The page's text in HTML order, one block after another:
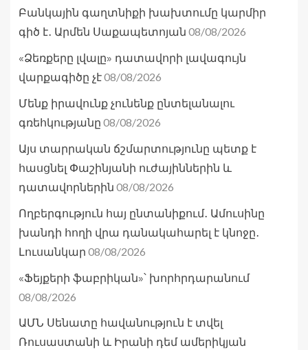
Բանկային գաղտնիքի խախտումը կարմիր
գիծ է․ Արմեն Սաքապետոյան 08/08/2026
«Ձեռքերը լվալը» դատավորի լավագույն
վարքագիծը չէ08/08/2026
Մենք իրավունք չունենք ընտելանալու
գռեհկությանը 08/08/2026
Այս տարրական ճշմարտությունը պետք է
հասցնել Փաշինյանի ուժայիններին և
դատավորներին 08/08/2026
Ողբերգություն հայ ընտանիքում․ Ամուսինը
խանդի հողի վրա դանակահարել է կնոջը․
Լուսանկար 08/08/2026
«Ֆեյքերի ֆաբրիկան»՝ խորհրդարանում
08/08/2026
ԱՄՆ Սենատը հավանություն է տվել
Ռուսաստանի և Իրանի դեմ ամերիկյան